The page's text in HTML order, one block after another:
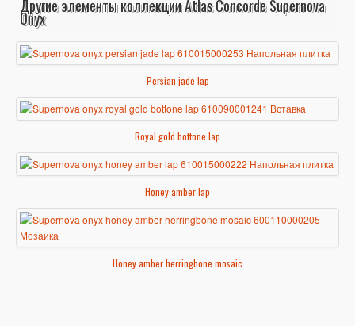
Другие элементы коллекции Atlas Concorde Supernova
Onyx
Persian jade lap
Royal gold bottone lap
Honey amber lap
Honey amber herringbone mosaic